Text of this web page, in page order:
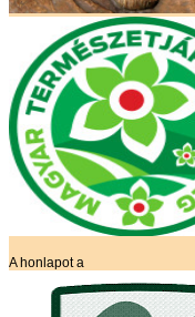
A honlapot a